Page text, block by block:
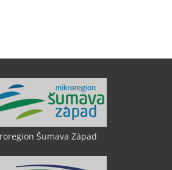
Šumava Západ